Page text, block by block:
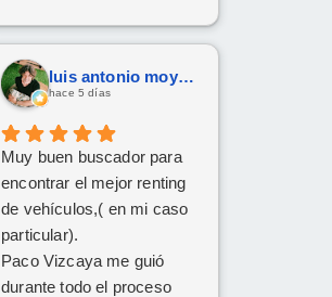
luis antonio moya fernandez
hace 5 días
Muy buen buscador para
encontrar el mejor renting
de vehículos,( en mi caso
particular).
Paco Vizcaya me guió
durante todo el proceso